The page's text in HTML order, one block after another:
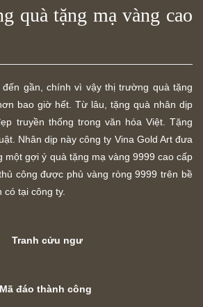
quà tặng mạ vàng cao
gần, chính vì vậy thị trường quà tặng
bao giờ hết. Từ lâu, tặng quà nhân dịp
truyền thống trong văn hóa Việt. Tặng
Nhân dịp này công ty Vina Gold Art đưa
một gợi ý quà tặng mạ vàng 9999 cao cấp
công được phủ vàng ròng 9999 trên bề
có tại công ty.
Tranh cửu ngư
Mã đáo thành công